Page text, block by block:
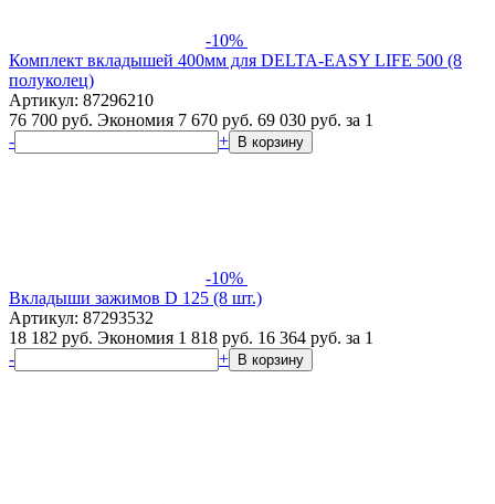
-10%
Комплект вкладышей 400мм для DELTA-EASY LIFE 500 (8
полуколец)
Артикул: 87296210
76 700 руб. Экономия 7 670 руб. 69 030 руб. за 1
-
+ В корзину
-10%
Вкладыши зажимов D 125 (8 шт.)
Артикул: 87293532
18 182 руб. Экономия 1 818 руб. 16 364 руб. за 1
-
+ В корзину